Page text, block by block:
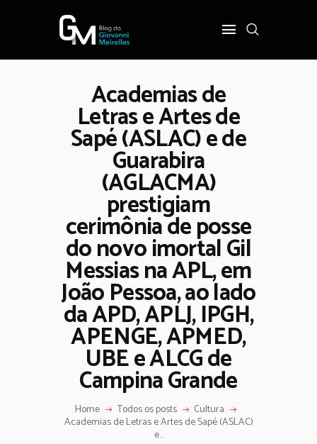
Academias de
Letras e Artes de
Sapé (ASLAC) e de
Guarabira
(AGLACMA)
prestigiam
cerimônia de posse
do novo imortal Gil
Messias na APL, em
João Pessoa, ao lado
da APD, APLJ, IPGH,
APENGE, APMED,
UBE e ALCG de
Campina Grande
Home Todos os posts Cultura
Academias de Letras e Artes de Sapé (ASLAC)
e...
INÍCIO
POLÍTICA
COTIDIANO
OPINIÃO
PODER